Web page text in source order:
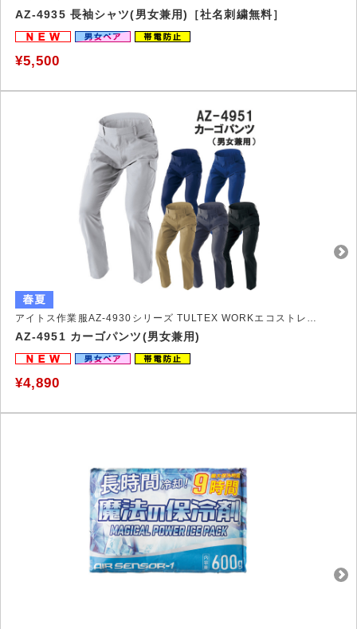
AZ-4935 長袖シャツ(男女兼用)［社名刺繍無料］
¥5,500
アイトス作業服AZ-4930シリーズ TULTEX WORKエコストレッチ裏綿作業服
AZ-4951 カーゴパンツ(男女兼用)
¥4,890